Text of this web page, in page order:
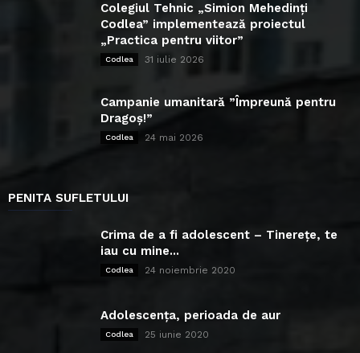
Colegiul Tehnic „Simion Mehedinți
Codlea” implementează proiectul
„Practica pentru viitor”
Codlea 31 iulie 2026
Campanie umanitară ”Împreună pentru
Dragoș!”
Codlea 24 mai 2026
PENITA SUFLETULUI
Crima de a fi adolescent – Tinerețe, te
iau cu mine...
Codlea 24 noiembrie 2020
Adolescența, perioada de aur
Codlea 25 iunie 2020